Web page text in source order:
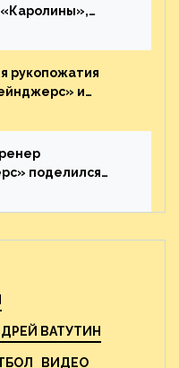
рукопожатия
и
офф. Видео
поделился
финала
ВАТУТИН
ВИДЕО